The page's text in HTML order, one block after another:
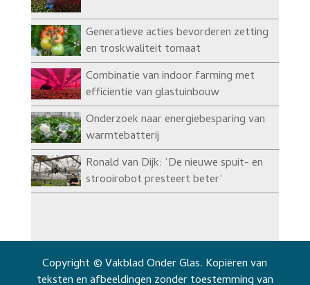
Generatieve acties bevorderen zetting
en troskwaliteit tomaat
Combinatie van indoor farming met
efficiëntie van glastuinbouw
Onderzoek naar energiebesparing van
warmtebatterij
Ronald van Dijk: ‘De nieuwe spuit- en
strooirobot presteert beter’
Copyright © Vakblad Onder Glas. Kopiëren van
teksten en afbeeldingen zonder toestemming van